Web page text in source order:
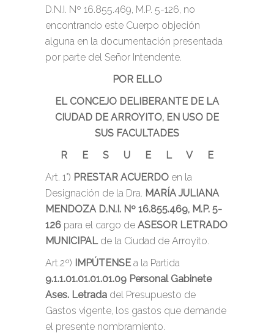
D.N.I. Nº 16.855.469, M.P. 5-126, no
encontrando este Cuerpo objeción
alguna en la documentación presentada
por parte del Señor Intendente.
POR ELLO
EL CONCEJO DELIBERANTE DE LA
CIUDAD DE ARROYITO, EN USO DE
SUS FACULTADES
R E S U E L V E
Art. 1°) PRESTAR ACUERDO en la
Designación de la Dra. MARÍA JULIANA
MENDOZA D.N.I. Nº 16.855.469, M.P. 5-
126 para el cargo de ASESOR LETRADO
MUNICIPALde la Ciudad de Arroyito.
Art.2º) IMPÚTENSE a la Partida
9.1.1.01.01.01.01.09 Personal Gabinete
Ases. Letrada del Presupuesto de
Gastos vigente, los gastos que demande
el presente nombramiento.